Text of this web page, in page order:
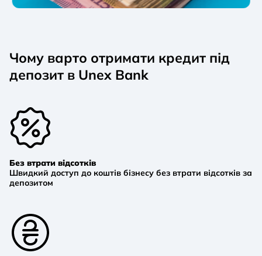
Чому варто отримати кредит під
депозит в Unex Bank
Без втрати відсотків
Швидкий доступ до коштів бізнесу без втрати відсотків за
депозитом